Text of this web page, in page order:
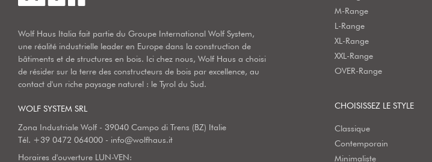
Wolf Haus Italia fait partie du Groupe International Wolf System,
une réalité industrielle leader en Europe dans la construction de
bâtiments et de structures en bois. Ici chez nous, Wolf Haus a choisi
de résider sur la terre des constructeurs de bois par excellence, au
contact d'un riche paysage naturel : le Tyrol du Sud.
WOLF SYSTEM SRL
Zona Industriale Wolf - 39040 Campo di Trens (BZ) Italie
Tél. +39 0472 064000 - info@wolfhaus.it
Horaires d'ouverture LUN-VEN:
M-Range
L-Range
XL-Range
XXL-Range
OVER-Range
CHOISISSEZ LE STYLE
Classique
Contemporain
Minimaliste